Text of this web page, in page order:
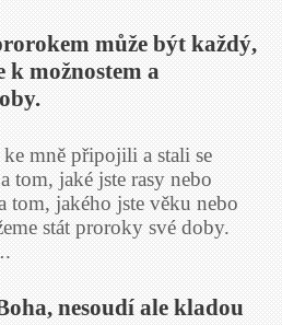
může být každý,
k možnostem a
mně připojili a stali se
tom, jaké jste rasy nebo
tom, jakého jste věku nebo
stát proroky své doby.
nesoudí ale kladou